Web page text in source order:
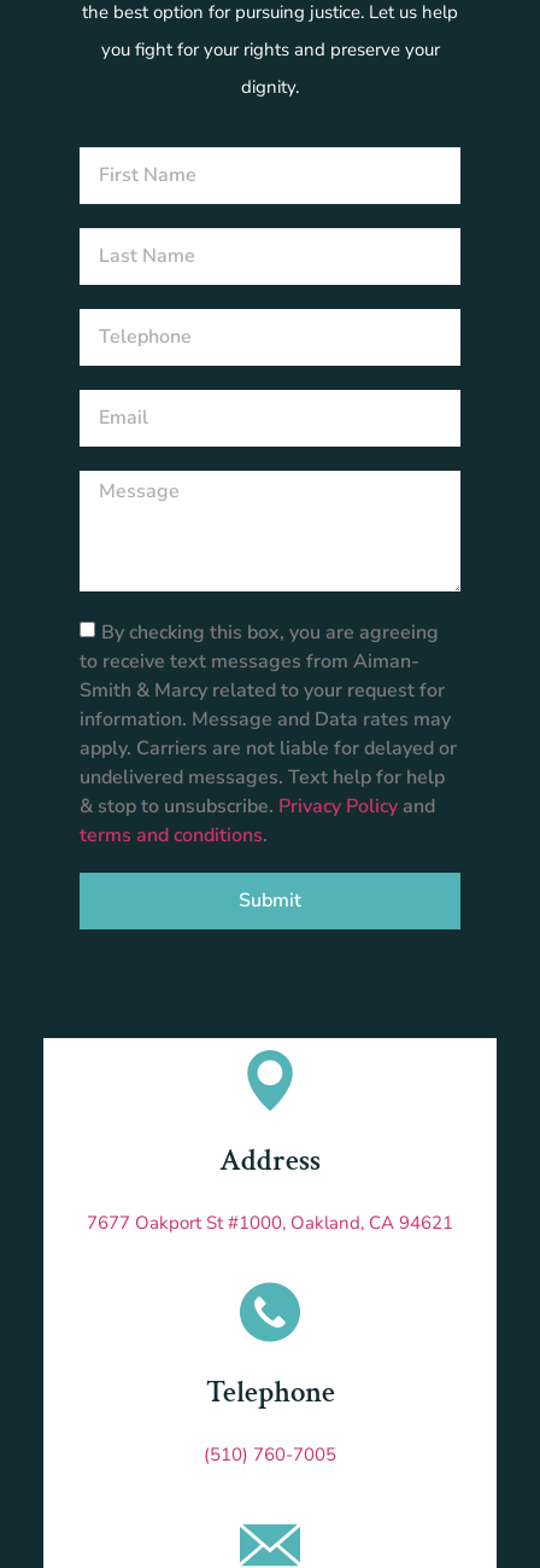
the best option for pursuing justice. Let us help
you fight for your rights and preserve your
dignity.
By checking this box, you are agreeing
to receive text messages from Aiman-
Smith & Marcy related to your request for
information. Message and Data rates may
apply. Carriers are not liable for delayed or
undelivered messages. Text help for help
& stop to unsubscribe. Privacy Policy and
terms and conditions.
Submit
Address
7677 Oakport St #1000, Oakland, CA 94621
Telephone
(510) 760-7005